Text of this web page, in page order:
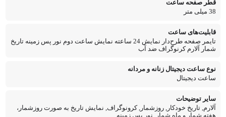
قطر صفحه ساعت
38 میلی متر
قابلیت‌های ساعت
تایمر صفحه طرح‌دار نمایش 24 ساعته نمایش ساعت دوم نور پس زمینه تاریخ
شمار آلارم کرنوگراف ضد آب
نوع ساعت دیجیتال زنانه و مردانه
ساعت دیجیتال
سایر توضیحات
آلارم, تاریخ خودکار, روزشمار, کرونوگراف, نمایش تاریخ به صورت روزشمار،
هفته شمار و ماه شمار, نور پس زمینه